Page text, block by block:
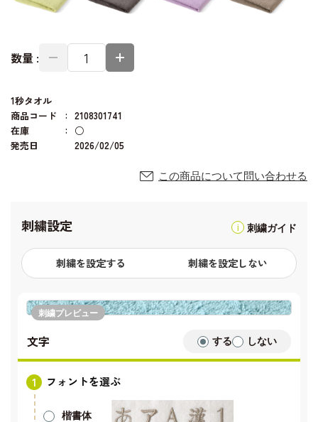
数量 :
1秒タオル
商品コード
2108301741
在庫
○
発売日
2026/02/05
この商品について問い合わせる
刺繍設定 刺繍ガイド
刺繍を設定する 刺繍を設定しない
刺繍プレビュー
文字 する しない
フォントを選ぶ
楷書体